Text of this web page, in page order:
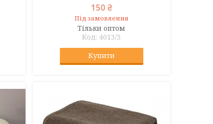
150 ₴
Під замовлення
Тільки оптом
4013/3
Купити